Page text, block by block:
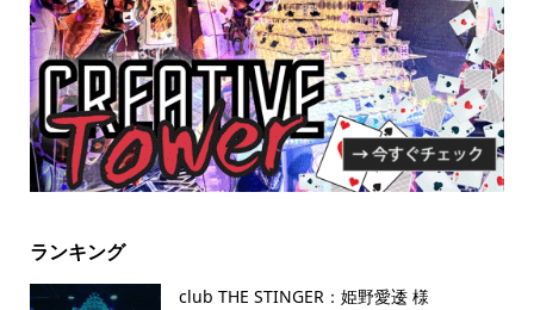
ランキング
club THE STINGER：姫野愛逶 様